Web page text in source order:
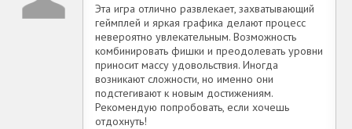
Эта игра отлично развлекает, захватывающий
геймплей и яркая графика делают процесс
невероятно увлекательным. Возможность
комбинировать фишки и преодолевать уровни
приносит массу удовольствия. Иногда
возникают сложности, но именно они
подстегивают к новым достижениям.
Рекомендую попробовать, если хочешь
отдохнуть!